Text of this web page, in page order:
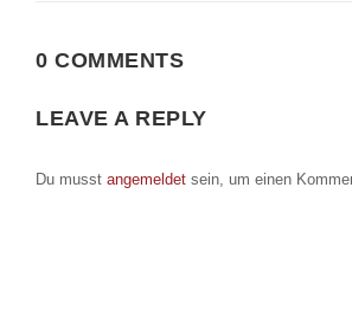
0 COMMENTS
LEAVE A REPLY
Du musst angemeldet sein, um einen